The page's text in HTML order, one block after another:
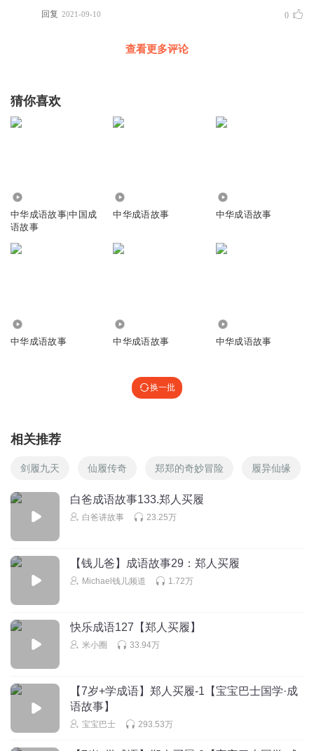
回复 2021-09-10 0
查看更多评论
猜你喜欢
中华成语故事|中国成
语故事
中华成语故事 中华成语故事
中华成语故事 中华成语故事 中华成语故事
换一批
相关推荐
剑履九天 仙履传奇 郑郑的奇妙冒险 履异仙缘
白爸成语故事133.郑人买履
白爸讲故事 23.25万
【钱儿爸】成语故事29：郑人买履
Michael钱儿频道 1.72万
快乐成语127【郑人买履】
米小圈 33.94万
【7岁+学成语】郑人买履-1【宝宝巴士国学·成
语故事】
宝宝巴士 293.53万